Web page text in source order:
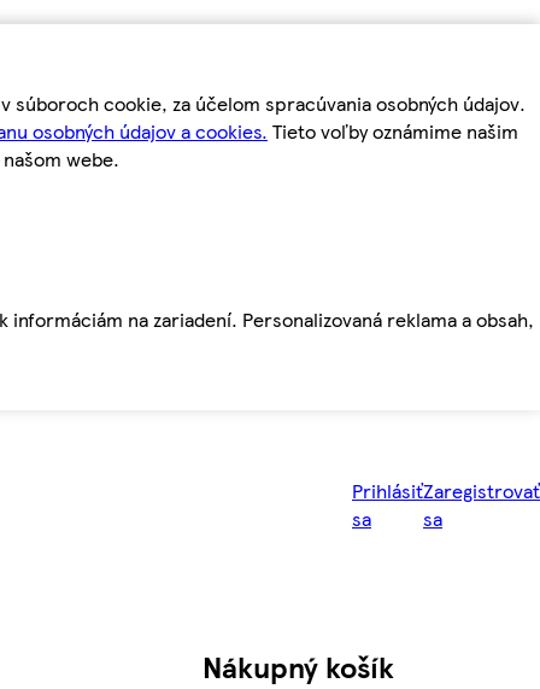
cookie, za účelom spracúvania osobných údajov.
osobných údajov a cookies. Tieto voľby oznámime našim
webe.
na zariadení. Personalizovaná reklama a obsah,
Prihlásiť
sa
Zaregistrovať
sa
Nákupný košík